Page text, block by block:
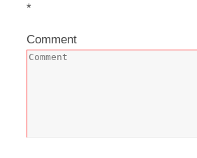
*
Comment